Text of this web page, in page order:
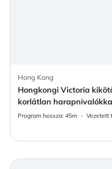
Hong Kong
Hongkongi Victoria
korlátlan
Program hossza: 45m Vezetett